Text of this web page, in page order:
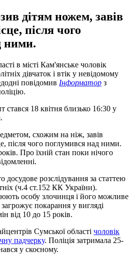
дітям ножем, завів
після чого
ними.
в місті Кам'янське чоловік
дівчаток і втік у невідомому
повідомив Інформатор з
стався 18 квітня близько 16:30 у
схожим на ніж, завів
після чого поглумився над ними.
Про їхній стан поки нічого
досудове розслідування за статтею
(ч.4 ст.152 КК України).
особу злочинця і його можливе
покарання у вигляді
від 10 до 15 років.
Сумської області чоловік
падчерку. Поліція затримала 25-
у скоєному.